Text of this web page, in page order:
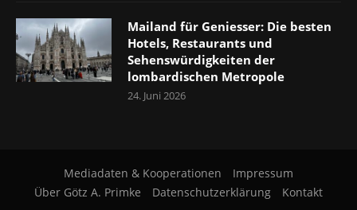
Mailand für Geniesser: Die besten
Hotels, Restaurants und
Sehenswürdigkeiten der
lombardischen Metropole
24. Juni 2026
Mediadaten & Kooperationen
Impressum
Über Götz A. Primke
Datenschutzerklärung Kontakt